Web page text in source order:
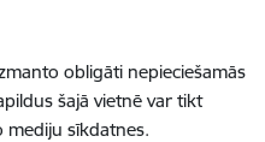
obligāti nepieciešamās
šajā vietnē var tikt
mediju sīkdatnes.